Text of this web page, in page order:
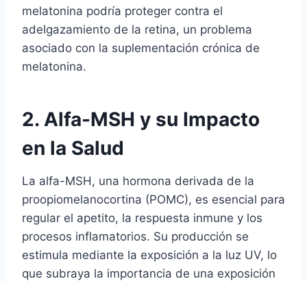
melatonina podría proteger contra el
adelgazamiento de la retina, un problema
asociado con la suplementación crónica de
melatonina.
2. Alfa-MSH y su Impacto
en la Salud
La alfa-MSH, una hormona derivada de la
proopiomelanocortina (POMC), es esencial para
regular el apetito, la respuesta inmune y los
procesos inflamatorios. Su producción se
estimula mediante la exposición a la luz UV, lo
que subraya la importancia de una exposición